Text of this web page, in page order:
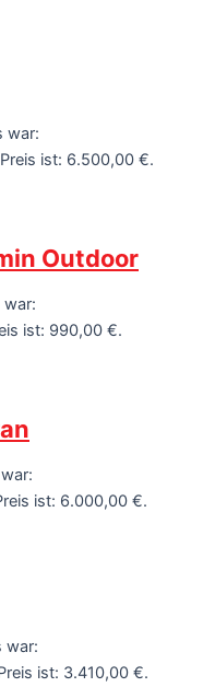
war:
ist: 6.500,00 €.
Outdoor
war:
ist: 990,00 €.
ist: 6.000,00 €.
war:
ist: 3.410,00 €.